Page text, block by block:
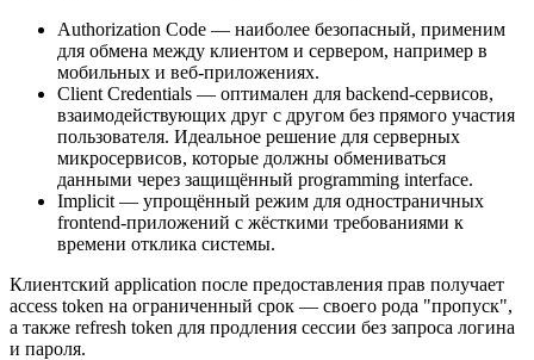
Authorization Code — наиболее безопасный, применим
для обмена между клиентом и сервером, например в
мобильных и веб-приложениях.
Client Credentials — оптимален для backend-сервисов,
взаимодействующих друг с другом без прямого участия
пользователя. Идеальное решение для серверных
микросервисов, которые должны обмениваться
данными через защищённый programming interface.
Implicit — упрощённый режим для одностраничных
frontend-приложений с жёсткими требованиями к
времени отклика системы.
Клиентский application после предоставления прав получает
access token на ограниченный срок — своего рода "пропуск",
а также refresh token для продления сессии без запроса логина
и пароля.